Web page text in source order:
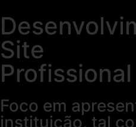
Site
Profissional
Foco em
instituição, tal